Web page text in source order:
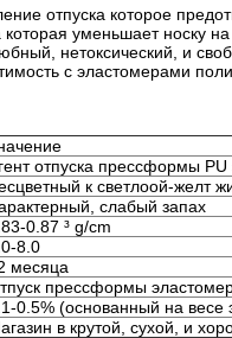
отпуска которое
которая уменьшает носку
нетоксический, и
с эластомерами
отпуска прессформы PU
к светлоой-желт
слабый запах
0.87 ³ g/cm
8.0
месяца
прессформы
0.5% (основанный на весе
в крутой, сухой, и